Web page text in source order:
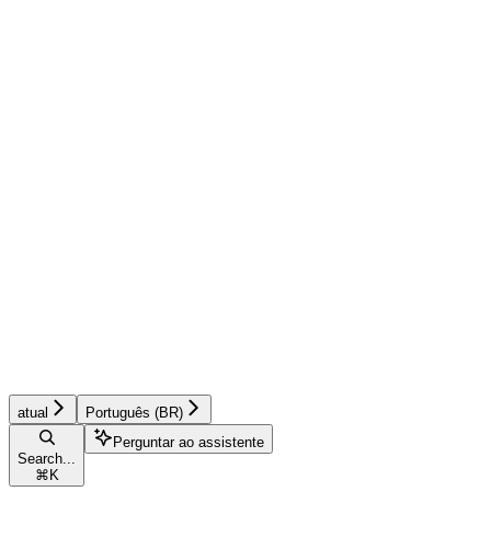
atual Português (BR)
Search...
⌘ K
Perguntar ao assistente